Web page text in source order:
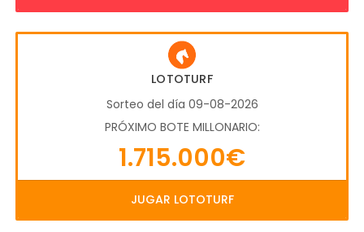
LOTOTURF
Sorteo del día 09-08-2026
PRÓXIMO BOTE MILLONARIO:
1.715.000€
JUGAR LOTOTURF